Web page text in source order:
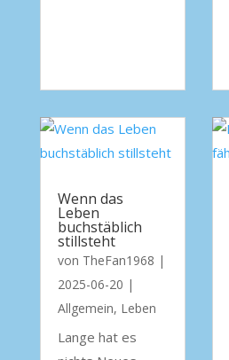
Wenn das
Leben
buchstäblich
stillsteht
von TheFan1968 |
2025-06-20 |
Allgemein, Leben
Lange hat es